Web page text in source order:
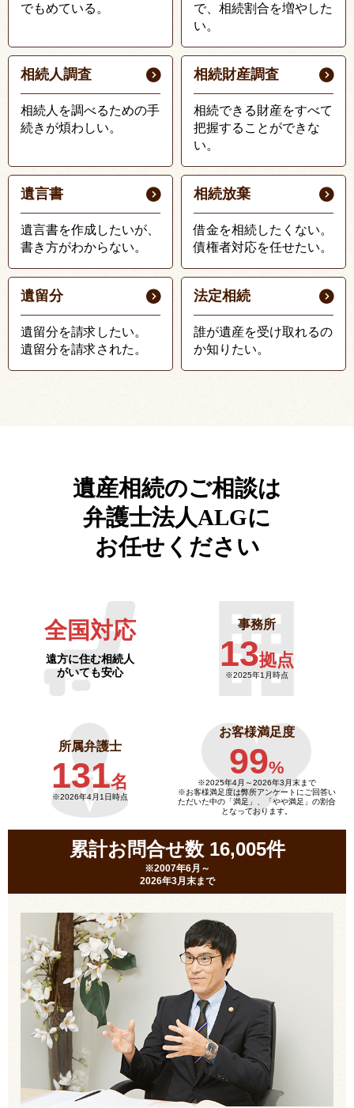
でもめている。
で、相続割合を増やした
い。
相続人調査
相続人を調べるための手
続きが煩わしい。
相続財産調査
相続できる財産をすべて
把握することができな
い。
遺言書
遺言書を作成したいが、
書き方がわからない。
相続放棄
借金を相続したくない。
債権者対応を任せたい。
遺留分
遺留分を請求したい。
遺留分を請求された。
法定相続
誰が遺産を受け取れるの
か知りたい。
遺産相続のご相談は
弁護士法人ALGに
お任せください
全国対応
遠方に住む相続人
がいても安心
事務所
13拠点
※2025年1月時点
所属弁護士
131名
※2026年4月1日時点
お客様満足度
99%
※2025年4月～2026年3月末まで
※お客様満足度は弊所アンケートにご回答い
ただいた中の「満足」、「やや満足」の割合
となっております。
累計お問合せ数 16,005件
※2007年6月～
2026年3月末まで